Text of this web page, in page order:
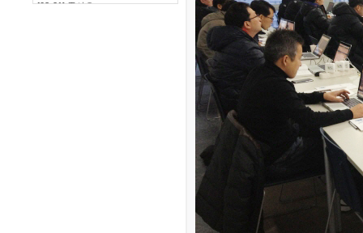
[03-21] 좋아요